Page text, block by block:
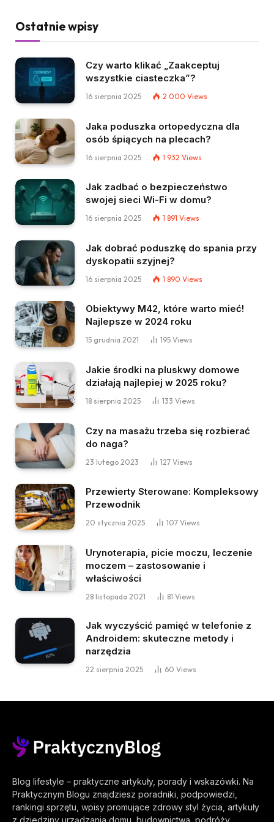
Ostatnie wpisy
Czy warto klikać „Zaakceptuj
wszystkie ciasteczka”?
16 sierpnia 2025 2 000 Views
Jaka poduszka ortopedyczna dla
osób śpiących na plecach?
16 sierpnia 2025 1 932 Views
Jak zadbać o bezpieczeństwo
swojej sieci Wi-Fi w domu?
16 sierpnia 2025 1 891 Views
Jak dobrać poduszkę do spania przy
dyskopatii szyjnej?
16 sierpnia 2025 1 890 Views
Obiektywy M42, które warto mieć!
Najlepsze w 2024 roku
15 grudnia 2021 195 Views
Jakie środki na pluskwy domowe
działają najlepiej w 2025 roku?
18 sierpnia 2025 133 Views
Czy na masażu trzeba się rozbierać
do naga?
23 lutego 2023 127 Views
Przewierty Sterowane: Kompleksowy
Przewodnik
20 stycznia 2025 107 Views
Urynoterapia, picie moczu, leczenie
moczem – zastosowanie i
właściwości
28 listopada 2021 81 Views
Jak wyczyścić pamięć w telefonie z
Androidem: skuteczne metody i
narzędzia
22 sierpnia 2025 60 Views
Blog lifestyle – praktyczne artykuły, porady i wskazówki. Na
Praktycznym Blogu znajdziesz poradniki, podpowiedzi,
rankingi sprzętu, wpisy promujące zdrowy styl życia, artykuły
z dziedziny urządzania domu, budownictwa, podróży,